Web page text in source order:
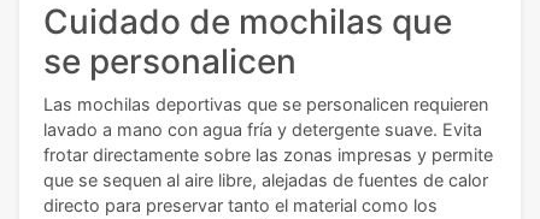
Cuidado de mochilas que
se personalicen
Las mochilas deportivas que se personalicen requieren
lavado a mano con agua fría y detergente suave. Evita
frotar directamente sobre las zonas impresas y permite
que se sequen al aire libre, alejadas de fuentes de calor
directo para preservar tanto el material como los